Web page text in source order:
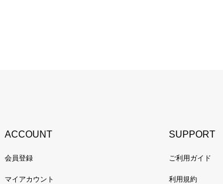
ACCOUNT
会員登録
マイアカウント
SUPPORT
ご利用ガイド
利用規約